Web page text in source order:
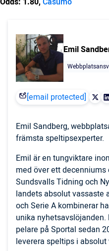
Emil
[email protected]
Emil Sandberg,
främsta speltipsexperter.
Emil är en tungviktare
med över ett
Sundsvalls Tidning och
landets absolut vassaste
och Serie A kombinerar
unika
pelare på Sportal sedan
leverera speltips i